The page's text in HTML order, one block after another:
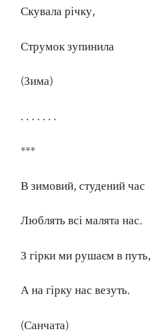
Скувала річку,
Струмок зупинила
(Зима)
. . . . . . .
***
В зимовий, студений час
Люблять всі малята нас.
З гірки ми рушаєм в путь,
А на гірку нас везуть.
(Санчата)